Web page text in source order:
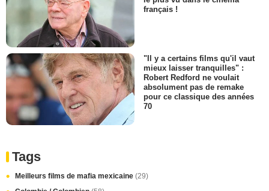
français !
"Il y a certains films qu'il vaut
mieux laisser tranquilles" :
Robert Redford ne voulait
absolument pas de remake
pour ce classique des années
70
Tags
Meilleurs films de mafia mexicaine (29)